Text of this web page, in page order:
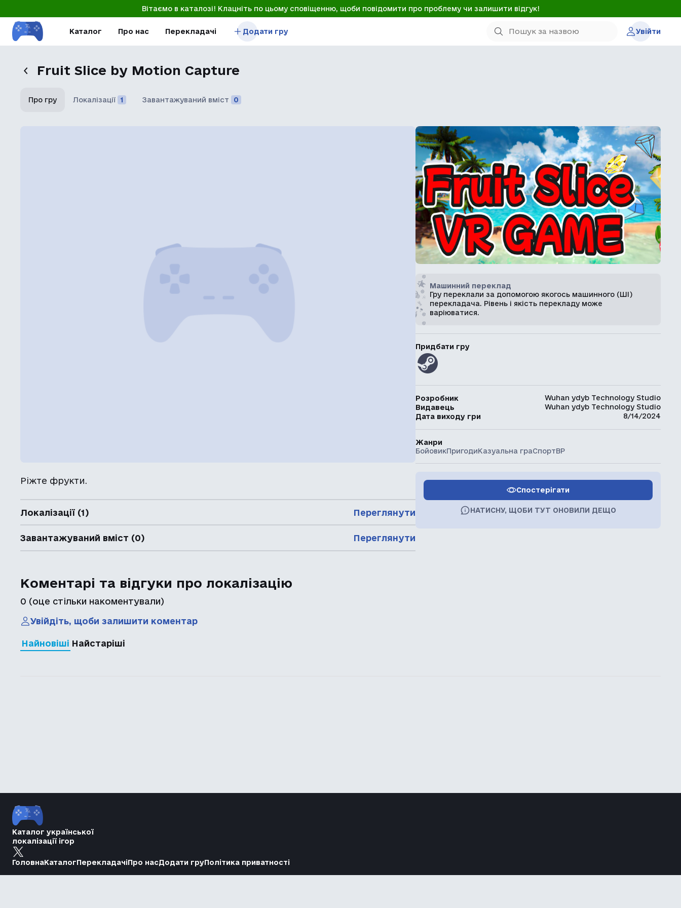
Вітаємо в каталозі! Клацніть по цьому сповіщенню, щоби повідомити про проблему чи залишити відгук!
Каталог Про нас Перекладачі Додати гру Увійти
Fruit Slice by Motion Capture
Про гру Локалізації 1 Завантажуваний вміст 0
Ріжте фрукти.
Локалізації (1) Переглянути
Завантажуваний вміст (0) Переглянути
Коментарі та відгуки про локалізацію
0 (оце стільки накоментували)
Увійдіть, щоби залишити коментар
Найновіші Найстаріші
Машинний переклад
Гру переклали за допомогою якогось машинного (ШІ)
перекладача. Рівень і якість перекладу може
варіюватися.
Придбати гру
Розробник
Wuhan ydyb Technology Studio
Видавець
Wuhan ydyb Technology Studio
Дата виходу гри
8/14/2024
Жанри
БойовикПригодиКазуальна граСпортВР
Спостерігати
НАТИСНУ, ЩОБИ ТУТ ОНОВИЛИ ДЕЩО
Каталог української
локалізації ігор
ГоловнаКаталогПерекладачіПро насДодати груПолітика приватності